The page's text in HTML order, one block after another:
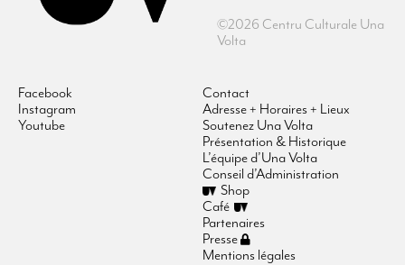
©2026 Centru Culturale Una
Volta
Facebook
Instagram
Youtube
Contact
Adresse + Horaires + Lieux
Soutenez Una Volta
Présentation & Historique
L’équipe d’Una Volta
Conseil d’Administration
Shop
Café
Partenaires
Presse
Mentions légales